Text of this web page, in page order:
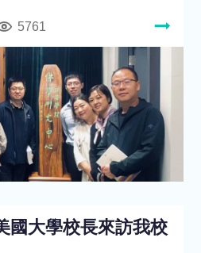
5761
國大學校長來訪我校